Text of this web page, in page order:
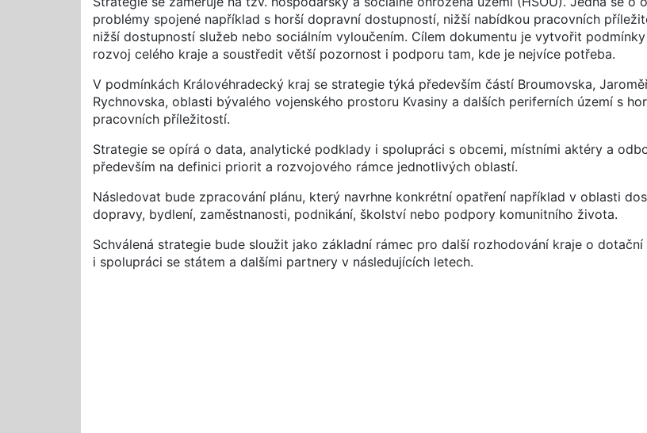
problémy spojené například s horší dopravní dostupností, nižší nabídkou pracovních
nižší dostupností služeb nebo sociálním vyloučením. Cílem dokumentu je vytvořit
rozvoj celého kraje a soustředit větší pozornost i podporu tam, kde je nejvíce potřeba.
V podmínkách Královéhradecký kraj se strategie týká především částí Broumovska,
Rychnovska, oblasti bývalého vojenského prostoru Kvasiny a dalších periferních území s
pracovních příležitostí.
Strategie se opírá o data, analytické podklady i spolupráci s obcemi, místními aktéry a
především na definici priorit a rozvojového rámce jednotlivých oblastí.
Následovat bude zpracování plánu, který navrhne konkrétní opatření například v oblasti
dopravy, bydlení, zaměstnanosti, podnikání, školství nebo podpory komunitního života.
Schválená strategie bude sloužit jako základní rámec pro další rozhodování kraje o
i spolupráci se státem a dalšími partnery v následujících letech.